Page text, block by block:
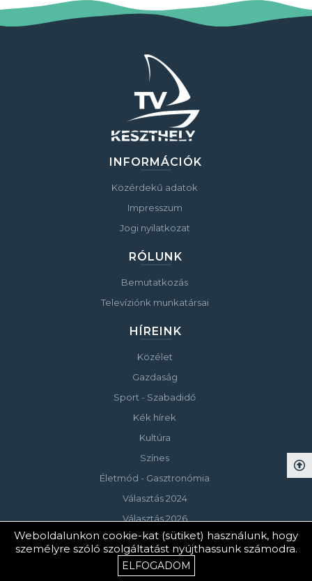
INFORMÁCIÓK
Közérdekű adatok
Impresszum
Jogi nyilatkozat
RÓLUNK
Bemutatkozás
Televíziónk munkatársai
HÍREINK
Közélet
Gazdaság
Sport - Szabadidő
Kék hírek
Kultúra
Színes
Életmód - Gasztronómia
Választás 2024
Választás 2026
© Copyright 2023 Keszthelyi Televízió
Weboldalunkon cookie-kat (sütiket) használunk, hogy
személyre szóló szolgáltatást nyújthassunk számodra.
ELFOGADOM